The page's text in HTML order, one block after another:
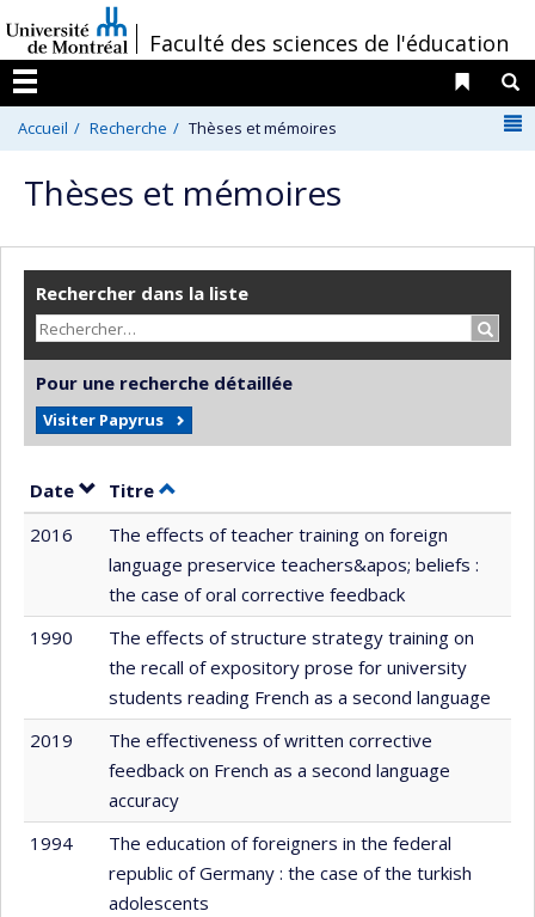
au
contenu
/Faculté des sciences de l'éducation
Menu
Liens
Accueil Recherche Thèses et mémoires
Thèses et mémoires
Rechercher dans la liste
Pour une recherche détaillée
Visiter Papyrus
Date Trier par date en ordre décroissant
Titre Trier par titre en ordre décroissant
2016
The effects of teacher training on foreign
language preservice teachers&apos; beliefs :
the case of oral corrective feedback
1990
The effects of structure strategy training on
the recall of expository prose for university
students reading French as a second language
2019
The effectiveness of written corrective
feedback on French as a second language
accuracy
1994
The education of foreigners in the federal
republic of Germany : the case of the turkish
adolescents